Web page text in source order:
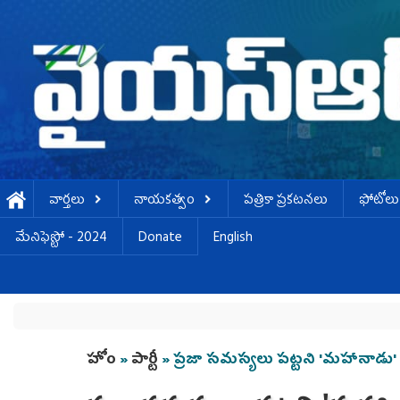
వార్తలు నాయకత్వం పత్రికా ప్రకటనలు
ఫోటోలు
మేనిఫెస్టో - 2024
Donate English
You are here
హోం »పార్టీ » ప్రజా సమస్యలు పట్టని